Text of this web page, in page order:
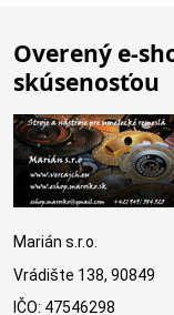
Overený e-
skúsenosťou
Marián s.r.o.
Vrádište 138, 90849
IČO: 47546298